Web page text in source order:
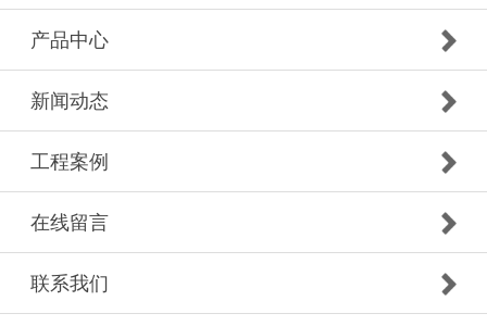
产品中心
新闻动态
工程案例
在线留言
联系我们